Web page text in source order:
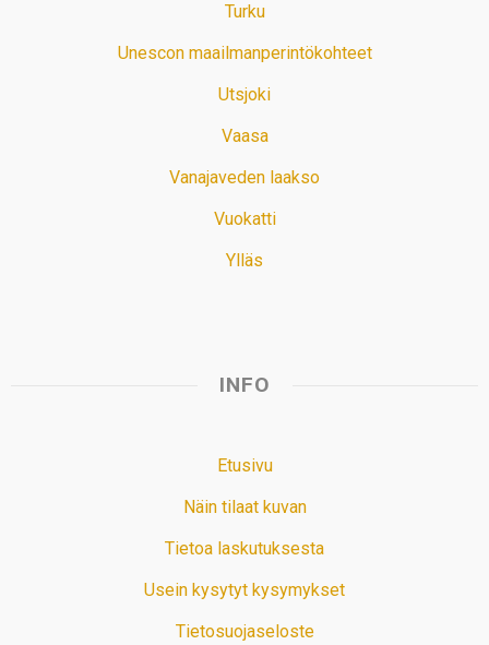
Turku
Unescon maailmanperintökohteet
Utsjoki
Vaasa
Vanajaveden laakso
Vuokatti
Ylläs
INFO
Etusivu
Näin tilaat kuvan
Tietoa laskutuksesta
Usein kysytyt kysymykset
Tietosuojaseloste